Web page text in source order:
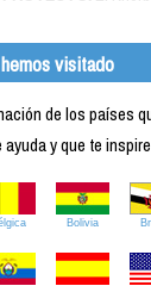
visitado
de los países
y que te
Bolivia